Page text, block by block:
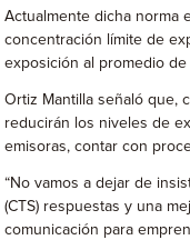
Actualmente dicha norma
concentración límite de
exposición al promedio de
Ortiz Mantilla señaló que,
reducirán los niveles de
emisoras, contar con
“No vamos a dejar de
(CTS) respuestas y una
comunicación para